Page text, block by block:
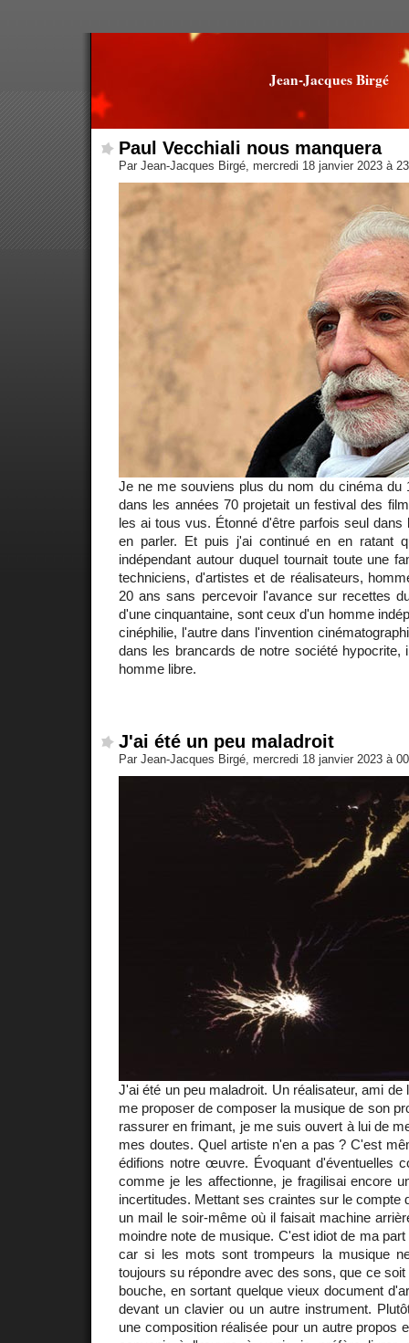
Jean-Jacques Birgé
Paul Vecchiali nous manquera
Par Jean-Jacques Birgé, mercredi 18 janvier 2023 à
Je ne me souviens plus du nom du cinéma du
dans les années 70 projetait un festival des
les ai tous vus. Étonné d'être parfois seul dans
en parler. Et puis j'ai continué en en ratant
indépendant autour duquel tournait toute une
techniciens, d'artistes et de réalisateurs,
20 ans sans percevoir l'avance sur recettes
d'une cinquantaine, sont ceux d'un homme
cinéphilie, l'autre dans l'invention
dans les brancards de notre société hypocrite,
homme libre.
J'ai été un peu maladroit
Par Jean-Jacques Birgé, mercredi 18 janvier 2023 à
J'ai été un peu maladroit. Un réalisateur, ami de
me proposer de composer la musique de son
rassurer en frimant, je me suis ouvert à lui de
mes doutes. Quel artiste n'en a pas ? C'est
édifions notre œuvre. Évoquant d'éventuelles
comme je les affectionne, je fragilisai encore
incertitudes. Mettant ses craintes sur le compte
un mail le soir-même où il faisait machine
moindre note de musique. C'est idiot de ma
car si les mots sont trompeurs la musique
toujours su répondre avec des sons, que ce
bouche, en sortant quelque vieux document
devant un clavier ou un autre instrument.
une composition réalisée pour un autre propos